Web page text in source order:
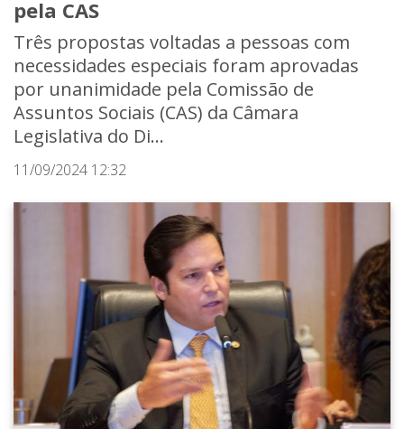
pela CAS
Três propostas voltadas a pessoas com
necessidades especiais foram aprovadas
por unanimidade pela Comissão de
Assuntos Sociais (CAS) da Câmara
Legislativa do Di...
11/09/2024 12:32